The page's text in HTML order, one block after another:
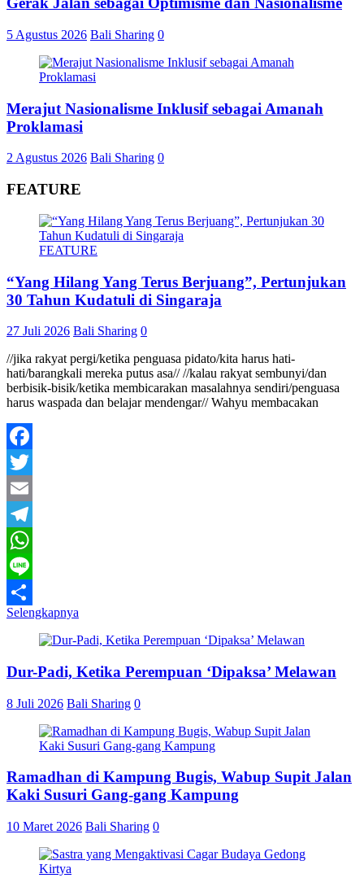
5 Agustus 2026 Bali Sharing 0
Merajut Nasionalisme Inklusif sebagai Amanah
Proklamasi
2 Agustus 2026 Bali Sharing 0
FEATURE
FEATURE
“Yang Hilang Yang Terus Berjuang”, Pertunjukan
30 Tahun Kudatuli di Singaraja
27 Juli 2026 Bali Sharing 0
//jika rakyat pergi/ketika penguasa pidato/kita harus hati-
hati/barangkali mereka putus asa// //kalau rakyat sembunyi/dan
berbisik-bisik/ketika membicarakan masalahnya sendiri/penguasa
harus waspada dan belajar mendengar// Wahyu membacakan
Facebook
Twitter
Email
Telegram
WhatsApp
Line
Share
Selengkapnya
Dur-Padi, Ketika Perempuan ‘Dipaksa’ Melawan
8 Juli 2026 Bali Sharing 0
Ramadhan di Kampung Bugis, Wabup Supit Jalan
Kaki Susuri Gang-gang Kampung
10 Maret 2026 Bali Sharing 0